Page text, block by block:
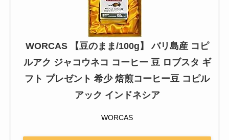
WORCAS 【豆のまま/100g】 バリ島産 コピ
ルアク ジャコウネコ コーヒー 豆 ロブスタ ギ
フト プレゼント 希少 焙煎コーヒー豆 コピル
アック インドネシア
WORCAS